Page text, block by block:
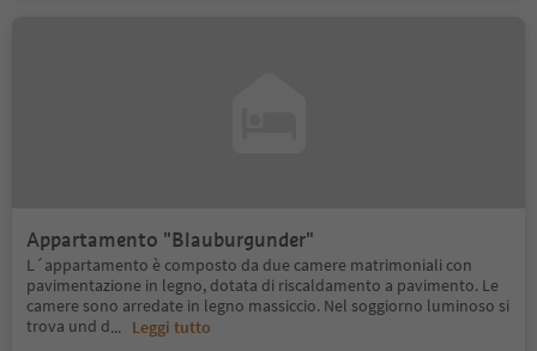
Appartamento "Blauburgunder"
L´appartamento è composto da due camere matrimoniali con
pavimentazione in legno, dotata di riscaldamento a pavimento. Le
camere sono arredate in legno massiccio. Nel soggiorno luminoso si
trova und d... Leggi tutto